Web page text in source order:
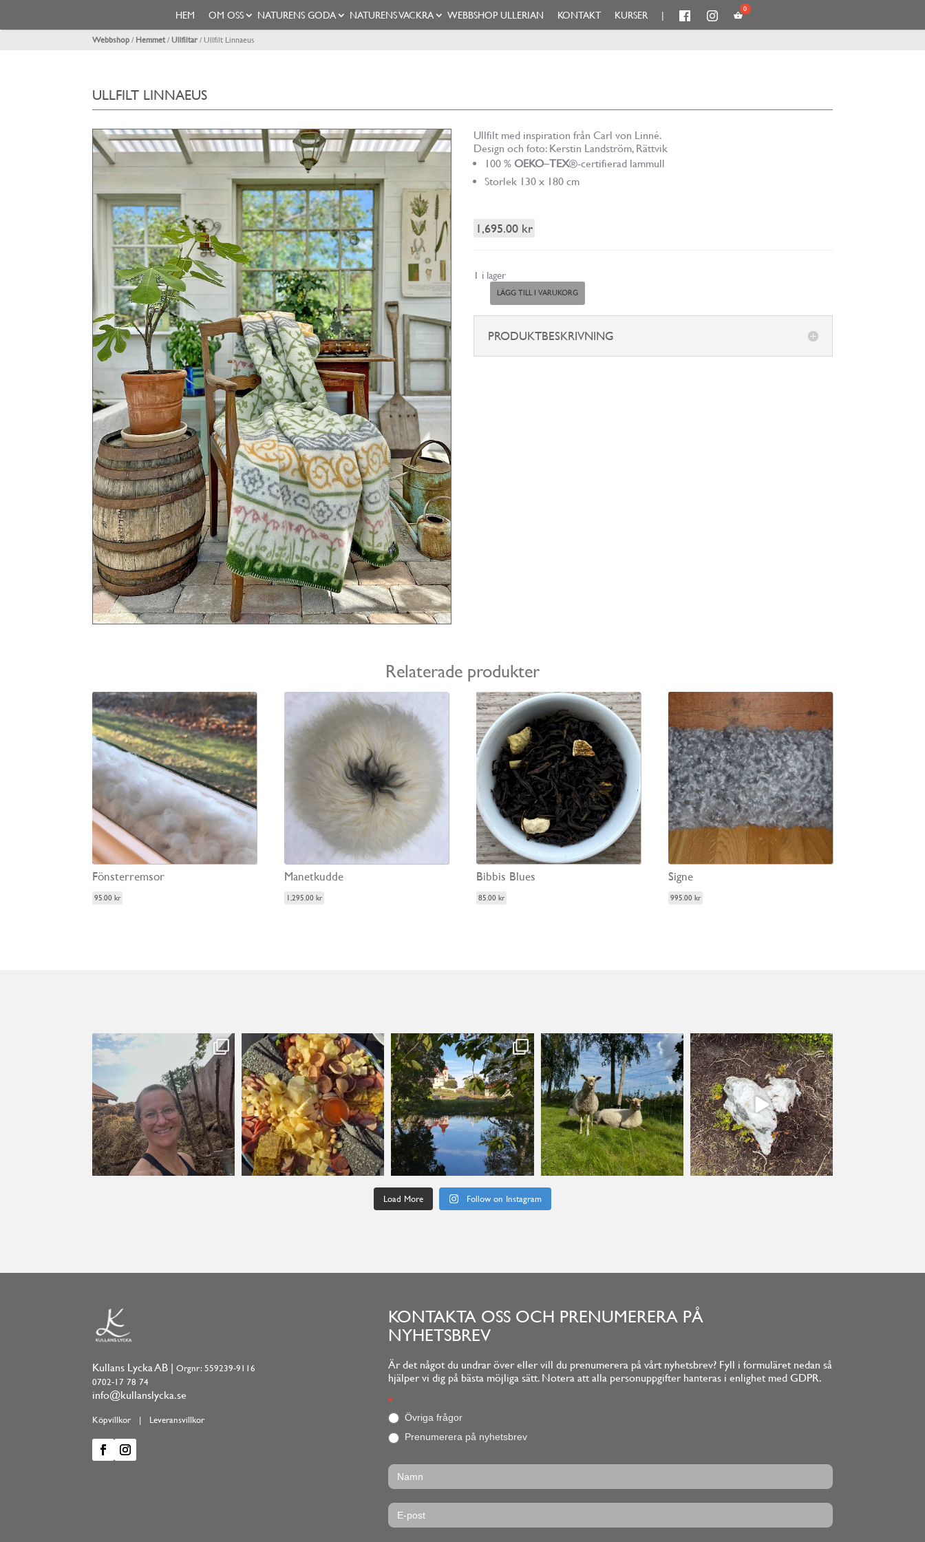
HEM OM OSS NATURENS GODA NATURENS VACKRA WEBBSHOP ULLERIAN KONTAKT KURSER |
Webbshop / Hemmet/Ullfiltar / Ullfilt Linnaeus
ULLFILT LINNAEUS
Ullfilt med inspiration från Carl von Linné.
Design och foto: Kerstin Landström, Rättvik
100 %OEKO–TEX®-certifierad lammull
Storlek 130 x 180 cm
1,695.00 kr
1 i lager
UllfiltLÄGG TILL I VARUKORG
PRODUKTBESKRIVNING
Relaterade produkter
Fönsterremsor
95.00kr
Manetkudde
1,295.00kr
Bibbis Blues
85.00kr
Signe
995.00kr
kullanslycka
Jul 29
kullanslycka
Jul 16
kullanslycka
Jul 12
kullanslycka
Jul 9
Load More Follow on Instagram
Kullans Lycka AB |Orgnr: 559239-9116
0702-17 78 74
info@kullanslycka.se
Köpvillkor | Leveransvillkor
KONTAKTA OSS OCH PRENUMERERA PÅ
NYHETSBREV
Är det något du undrar över eller vill du prenumerera på vårt nyhetsbrev? Fyll i formuläret nedan så
hjälper vi dig på bästa möjliga sätt. Notera att alla personuppgifter hanteras i enlighet med GDPR.
Footerform
*
Övriga frågor
Prenumerera på nyhetsbrev
O
m
d
u
r
ä
n